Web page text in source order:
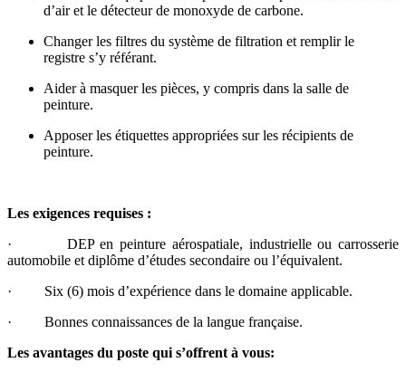
d’air et le détecteur de monoxyde de carbone.
Changer les filtres du système de filtration et remplir le
registre s’y référant.
Aider à masquer les pièces, y compris dans la salle de
peinture.
Apposer les étiquettes appropriées sur les récipients de
peinture.
Les exigences requises :
· DEP en peinture aérospatiale, industrielle ou carrosserie
automobile et diplôme d’études secondaire ou l’équivalent.
· Six (6) mois d’expérience dans le domaine applicable.
· Bonnes connaissances de la langue française.
Les avantages du poste qui s’offrent à vous: